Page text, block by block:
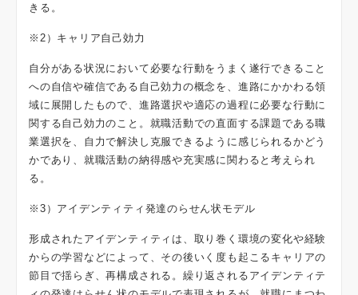
きる。
※2）キャリア自己効力
自分がある状況において必要な行動をうまく遂行できること
への自信や確信である自己効力の概念を、進路にかかわる領
域に展開したもので、進路選択や適応の過程に必要な行動に
関する自己効力のこと。就職活動での直面する課題である職
業選択を、自力で解決し克服できるように感じられるかどう
かであり、就職活動の納得感や充実感に関わると考えられ
る。
※3）アイデンティティ発達のらせん状モデル
形成されたアイデンティティは、取り巻く環境の変化や経験
からの学習などによって、その後いく度も起こるキャリアの
節目で揺らぎ、再構成される。繰り返されるアイデンティテ